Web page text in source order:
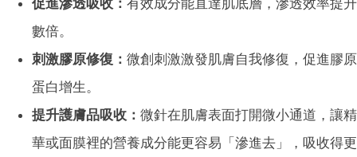
促進滲透吸收： 有效成分能直達肌底層，滲透效率提升
數倍。
刺激膠原修復： 微創刺激激發肌膚自我修復，促進膠原
蛋白增生。
提升護膚品吸收： 微針在肌膚表面打開微小通道，讓精
華或面膜裡的營養成分能更容易「滲進去」，吸收得更